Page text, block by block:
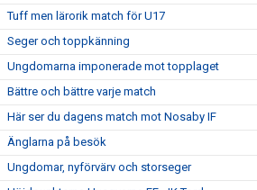
Tuff men lärorik match för U17
Seger och toppkänning
Ungdomarna imponerade mot topplaget
Bättre och bättre varje match
Här ser du dagens match mot Nosaby IF
Änglarna på besök
Ungdomar, nyförvärv och storseger